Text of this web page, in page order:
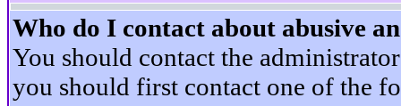
Who do I contact about abusive
You should contact the
you should first contact one of the